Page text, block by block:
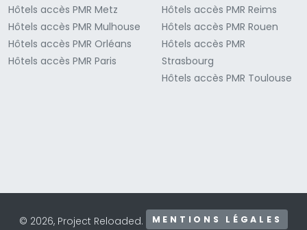
Hôtels accès PMR Metz
Hôtels accès PMR Mulhouse
Hôtels accès PMR Orléans
Hôtels accès PMR Paris
Hôtels accès PMR Reims
Hôtels accès PMR Rouen
Hôtels accès PMR
Strasbourg
Hôtels accès PMR Toulouse
© 2026, Project Reloaded. MENTIONS LÉGALES